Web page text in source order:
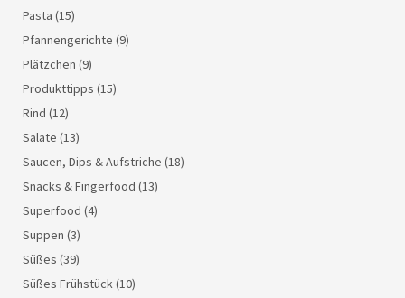
Pasta (15)
Pfannengerichte (9)
Plätzchen (9)
Produkttipps (15)
Rind (12)
Salate (13)
Saucen, Dips & Aufstriche (18)
Snacks & Fingerfood (13)
Superfood (4)
Suppen (3)
Süßes (39)
Süßes Frühstück (10)